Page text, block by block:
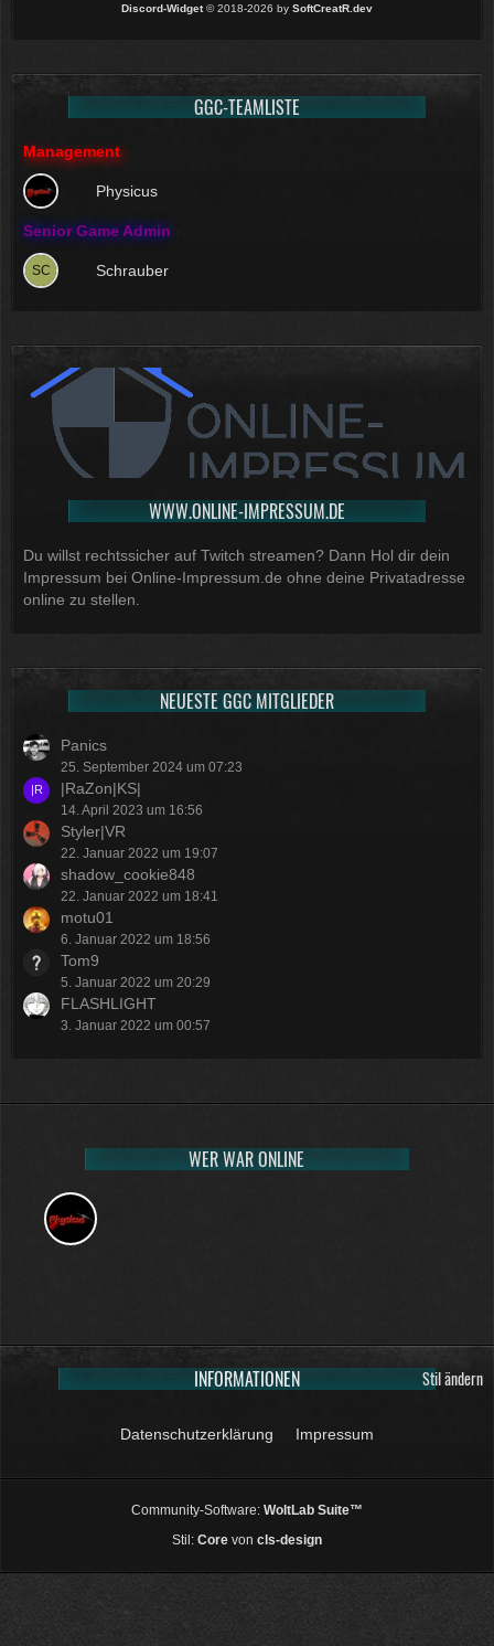
Discord-Widget© 2018-2026 by SoftCreatR.dev
GGC-TEAMLISTE
Management
Physicus
Senior Game Admin
Schrauber
WWW.ONLINE-IMPRESSUM.DE
Du willst rechtssicher auf Twitch streamen? Dann Hol dir dein
Impressum bei Online-Impressum.de ohne deine Privatadresse
online zu stellen.
NEUESTE GGC MITGLIEDER
Panics
25. September 2024 um 07:23
|RaZon|KS|
14. April 2023 um 16:56
Styler|VR
22. Januar 2022 um 19:07
shadow_cookie848
22. Januar 2022 um 18:41
motu01
6. Januar 2022 um 18:56
Tom9
5. Januar 2022 um 20:29
FLASHLIGHT
3. Januar 2022 um 00:57
WER WAR ONLINE
Stil ändern
INFORMATIONEN
Datenschutzerklärung Impressum
Community-Software: WoltLab Suite™
Stil: Core von cls-design